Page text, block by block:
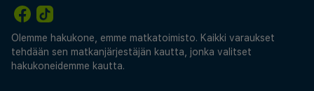
Olemme hakukone, emme matkatoimisto. Kaikki varaukset
tehdään sen matkanjärjestäjän kautta, jonka valitset
hakukoneidemme kautta.